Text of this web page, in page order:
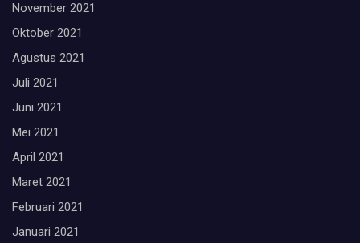
November 2021
Oktober 2021
Agustus 2021
Juli 2021
Juni 2021
Mei 2021
April 2021
Maret 2021
Februari 2021
Januari 2021